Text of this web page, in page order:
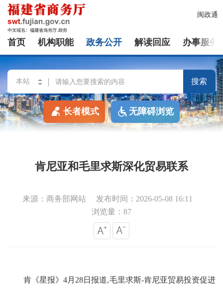
闽政通
首页 机构职能 政务公开 解读回应 办事服务
搜索
长者模式 无障碍浏览
肯尼亚和毛里求斯深化贸易联系
来源：商务部网站
发布时间：2026-05-08 16:11
浏览量：87
肯《星报》4月28日报道,毛里求斯-肯尼亚贸易投资促进